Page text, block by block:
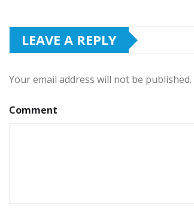
LEAVE A REPLY
Your email address will not be published.
Comment